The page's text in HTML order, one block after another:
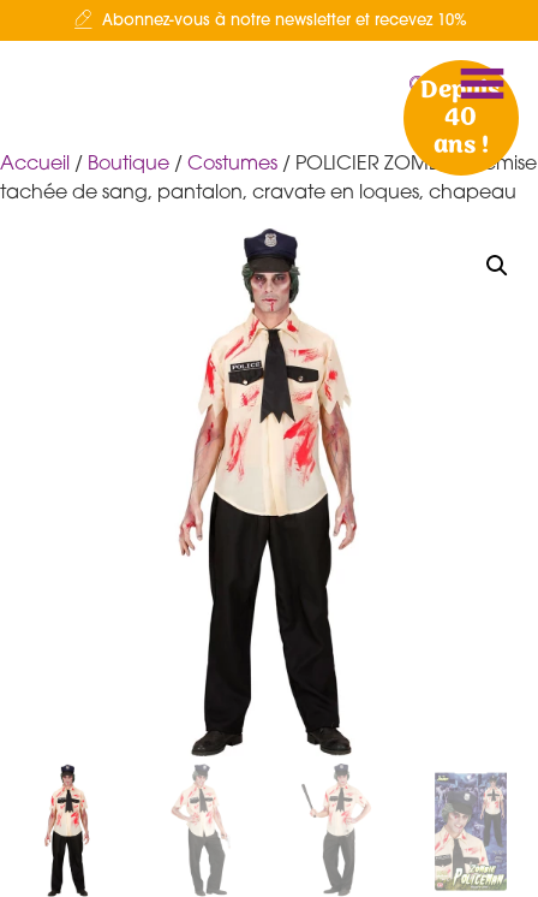
Abonnez-vous à notre newsletter et recevez 10%
Depuis
40
ans !
Accueil / Boutique / Costumes / POLICIER ZOMBIE chemise
tachée de sang, pantalon, cravate en loques, chapeau